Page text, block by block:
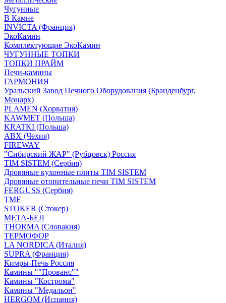
Чугунные
В Камне
INVICTA (Франция)
ЭкоКамин
Комплектующие ЭкоКамин
ЧУГУННЫЕ ТОПКИ
ТОПКИ ПРАЙМ
Печи-камины
ГАРМОНИЯ
Уральский Завод Печного Оборудования (Бранденбург,
Монарх)
PLAMEN (Хорватия)
KAWMET (Польша)
KRATKI (Польша)
ABX (Чехия)
FIREWAY
"Сибирский ЖАР" (Рубцовск) Россия
TIM SISTEM (Сербия)
Дровяные кухонные плиты TIM SISTEM
Дровяные отопительные печи TIM SISTEM
FERGUSS (Сербия)
TMF
STOKER (Стокер)
МЕТА-БЕЛ
THORMA (Словакия)
ТЕРМОФОР
LA NORDICA (Италия)
SUPRA (Франция)
Кимры-Печь Россия
Камины ""Прованс""
Камины "Кострома"
Камины "Медальон"
HERGOM (Испания)